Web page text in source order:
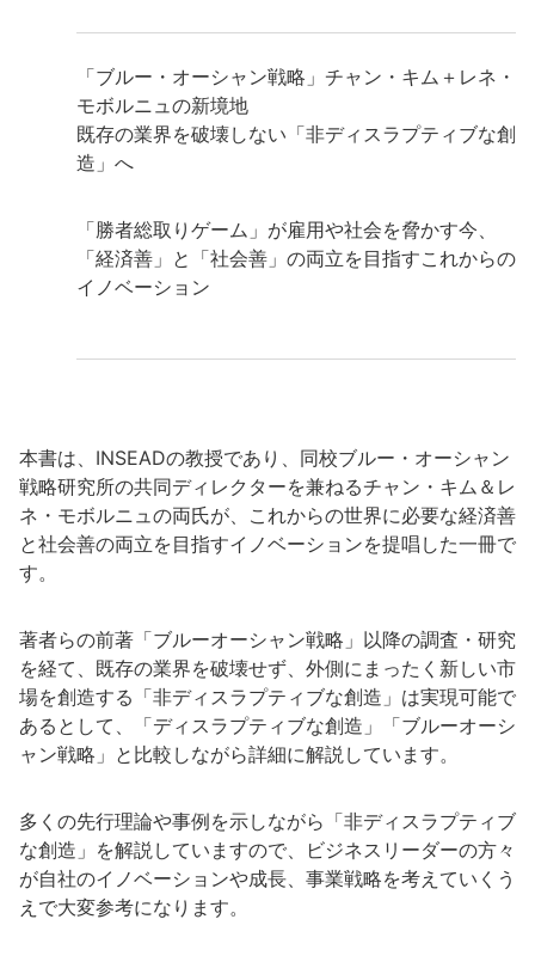
「ブルー・オーシャン戦略」チャン・キム＋レネ・
モボルニュの新境地
既存の業界を破壊しない「非ディスラプティブな創
造」へ
「勝者総取りゲーム」が雇用や社会を脅かす今、
「経済善」と「社会善」の両立を目指すこれからの
イノベーション
本書は、INSEADの教授であり、同校ブルー・オーシャン
戦略研究所の共同ディレクターを兼ねるチャン・キム＆レ
ネ・モボルニュの両氏が、これからの世界に必要な経済善
と社会善の両立を目指すイノベーションを提唱した一冊で
す。
著者らの前著「ブルーオーシャン戦略」以降の調査・研究
を経て、既存の業界を破壊せず、外側にまったく新しい市
場を創造する「非ディスラプティブな創造」は実現可能で
あるとして、「ディスラプティブな創造」「ブルーオーシ
ャン戦略」と比較しながら詳細に解説しています。
多くの先行理論や事例を示しながら「非ディスラプティブ
な創造」を解説していますので、ビジネスリーダーの方々
が自社のイノベーションや成長、事業戦略を考えていくう
えで大変参考になります。